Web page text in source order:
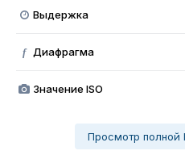
Выдержка
f Диафрагма
Значение ISO
Просмотр полной